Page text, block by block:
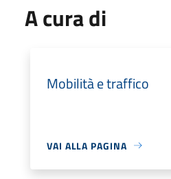
A cura di
Mobilità e traffico
VAI ALLA PAGINA